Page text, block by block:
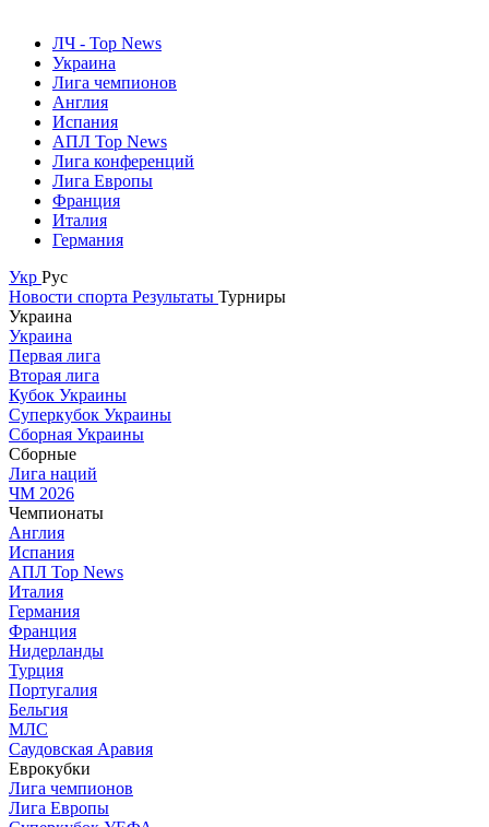
ЛЧ - Top News
Украина
Лига чемпионов
Англия
Испания
АПЛ Top News
Лига конференций
Лига Европы
Франция
Италия
Германия
Укр Рус
Новости спорта Результаты Турниры
Украина
Украина
Первая лига
Вторая лига
Кубок Украины
Суперкубок Украины
Сборная Украины
Сборные
Лига наций
ЧМ 2026
Чемпионаты
Англия
Испания
АПЛ Top News
Италия
Германия
Франция
Нидерланды
Турция
Португалия
Бельгия
МЛС
Саудовская Аравия
Еврокубки
Лига чемпионов
Лига Европы